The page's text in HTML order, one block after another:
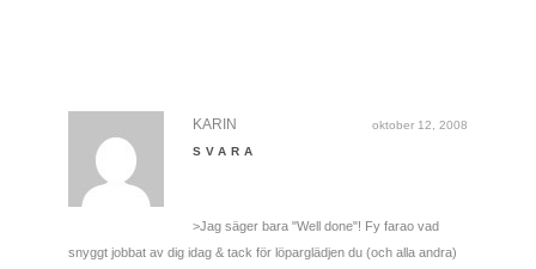
oktober 12, 2008
KARIN
SVARA
>Jag säger bara "Well done"! Fy farao vad
snyggt jobbat av dig idag & tack för löparglädjen du (och alla andra)